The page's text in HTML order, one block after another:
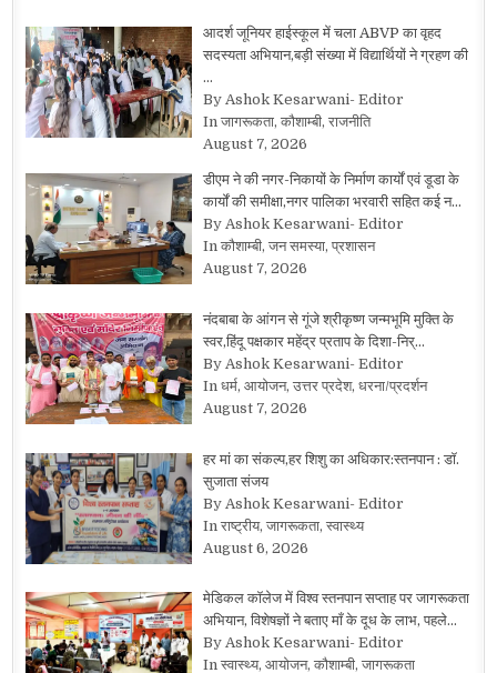
आदर्श जूनियर हाईस्कूल में चला ABVP का वृहद
सदस्यता अभियान,बड़ी संख्या में विद्यार्थियों ने ग्रहण की
…
By Ashok Kesarwani- Editor
In जागरूकता, कौशाम्बी, राजनीति
August 7, 2026
डीएम ने की नगर-निकायों के निर्माण कार्यों एवं डूडा के
कार्यों की समीक्षा,नगर पालिका भरवारी सहित कई न…
By Ashok Kesarwani- Editor
In कौशाम्बी, जन समस्या, प्रशासन
August 7, 2026
नंदबाबा के आंगन से गूंजे श्रीकृष्ण जन्मभूमि मुक्ति के
स्वर,हिंदू पक्षकार महेंद्र प्रताप के दिशा-निर्…
By Ashok Kesarwani- Editor
In धर्म, आयोजन, उत्तर प्रदेश, धरना/प्रदर्शन
August 7, 2026
हर मां का संकल्प,हर शिशु का अधिकार:स्तनपान : डॉ.
सुजाता संजय
By Ashok Kesarwani- Editor
In राष्ट्रीय, जागरूकता, स्वास्थ्य
August 6, 2026
मेडिकल कॉलेज में विश्व स्तनपान सप्ताह पर जागरूकता
अभियान, विशेषज्ञों ने बताए माँ के दूध के लाभ, पहले…
By Ashok Kesarwani- Editor
In स्वास्थ्य, आयोजन, कौशाम्बी, जागरूकता